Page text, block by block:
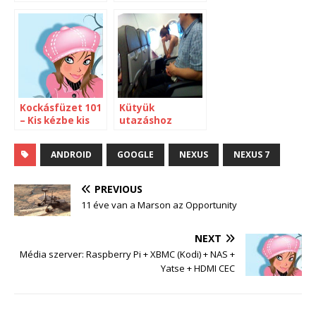
Kockásfüzet 101
– Kis kézbe kis
Kütyük
utazáshoz
ANDROID GOOGLE NEXUS NEXUS 7
PREVIOUS
11 éve van a Marson az Opportunity
NEXT
Média szerver: Raspberry Pi + XBMC (Kodi) + NAS +
Yatse + HDMI CEC